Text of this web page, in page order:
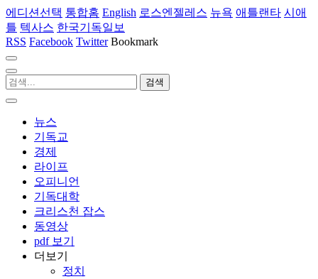
에디션선택 통합홈 English 로스엔젤레스 뉴욕 애틀랜타 시애
틀 텍사스 한국기독일보
RSS Facebook Twitter Bookmark
뉴스
기독교
경제
라이프
오피니언
기독대학
크리스천 잡스
동영상
pdf 보기
더보기
정치